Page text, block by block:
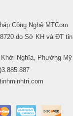
Công Nghệ MTCom
do Sở KH và ĐT
Nghĩa, Phường